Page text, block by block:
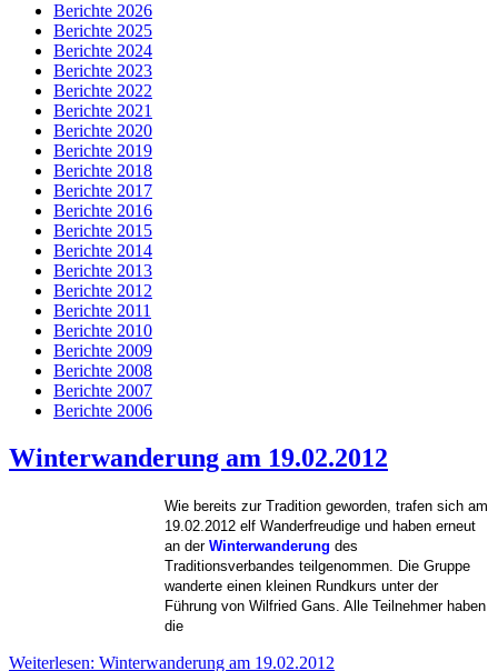
Berichte 2026
Berichte 2025
Berichte 2024
Berichte 2023
Berichte 2022
Berichte 2021
Berichte 2020
Berichte 2019
Berichte 2018
Berichte 2017
Berichte 2016
Berichte 2015
Berichte 2014
Berichte 2013
Berichte 2012
Berichte 2011
Berichte 2010
Berichte 2009
Berichte 2008
Berichte 2007
Berichte 2006
Winterwanderung am 19.02.2012
Wie bereits zur Tradition geworden, trafen sich am
19.02.2012 elf Wanderfreudige und haben erneut
an der Winterwanderung des
Traditionsverbandes teilgenommen. Die Gruppe
wanderte einen kleinen Rundkurs unter der
Führung von Wilfried Gans. Alle Teilnehmer haben
die
Weiterlesen: Winterwanderung am 19.02.2012